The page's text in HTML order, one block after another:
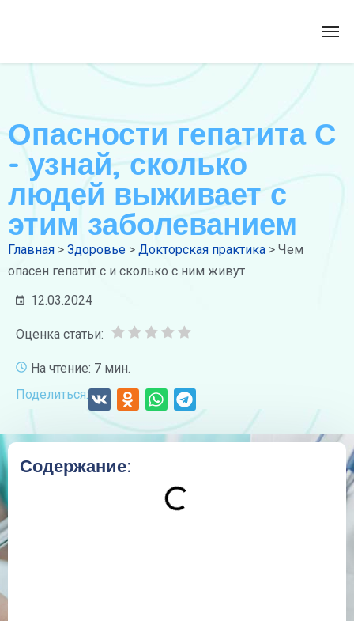
Опасности гепатита С
- узнай, сколько
людей выживает с
этим заболеванием
Главная > Здоровье > Докторская практика > Чем
опасен гепатит с и сколько с ним живут
12.03.2024
Оценка статьи:
На чтение: 7 мин.
Поделиться:
Содержание: